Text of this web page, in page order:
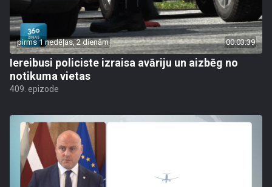
pirms 1 nedēļas, 2 dienām 00:03:39
Iereibusi policiste izraisa avāriju un aizbēg no
notikuma vietas
409. epizode